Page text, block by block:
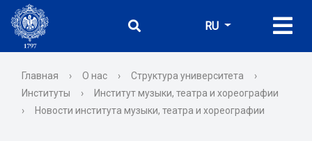
RU
Главная › О нас › Структура университета
›
Институты
›
Институт музыки, театра и хореографии
›
Новости института музыки, театра и хореографии